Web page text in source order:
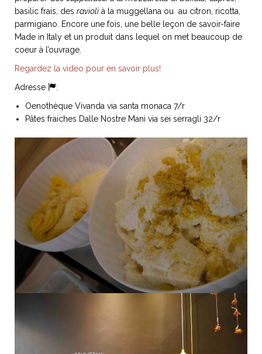
ART ET DESIGN
basilic frais, des raviolià la muggellana ou au citron, ricotta,
parmigiano. Encore une fois, une belle leçon de savoir-faire
Made in Italy et un produit dans lequel on met beaucoup de
coeur à l’ouvrage.
Regardez la video pour en savoir plus!
Adresse
:
Oenothèque Vivanda via santa monaca 7/r
Pâtes fraiches Dalle Nostre Mani via sei serragli 32/r